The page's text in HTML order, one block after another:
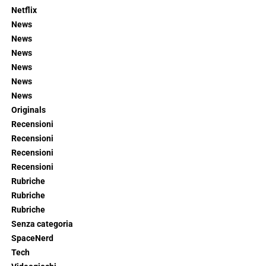
Netflix
News
News
News
News
News
News
Originals
Recensioni
Recensioni
Recensioni
Recensioni
Rubriche
Rubriche
Rubriche
Senza categoria
SpaceNerd
Tech